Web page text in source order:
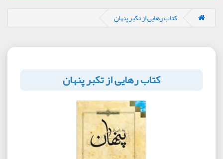
کتاب رهایی از تکبر پنهان
کتاب رهایی از تکبر پنهان